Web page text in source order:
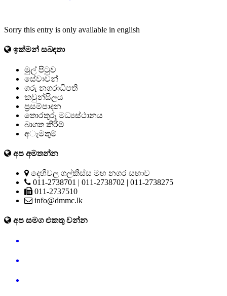
Sorry this entry is only available in english
ඉක්මන් සබඳතා
මුල් පිටුව
සේවාවන්
ගරු නගරාධිපති
කවුන්සිලය
ප්‍රසම්පාදන
තොරතුරු මධ්‍යස්ථානය
බාගත කිරීම්
අැමතුම්
අප අමතන්න
දෙහිවල ගල්කිස්ස මහ නගර සභාව
011-2738701 | 011-2738702 | 011-2738275
011-2737510
info@dmmc.lk
අප සමග එකතු වන්න